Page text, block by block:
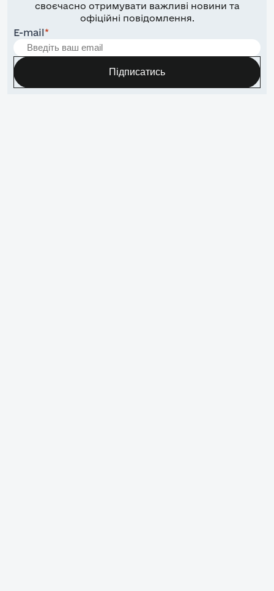
своєчасно отримувати важливі новини та
офіційні повідомлення.
E-mail*
Підписатись